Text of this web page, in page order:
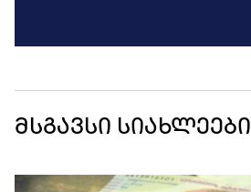
მსგავსი სიახლეები